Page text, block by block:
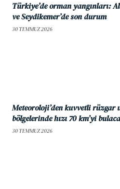
Türkiye’de orman yangınları:
ve Seydikemer’de son durum
30 TEMMUZ 2026
Meteoroloji’den kuvvetli rüzgar
bölgelerinde hızı 70 km’yi
30 TEMMUZ 2026